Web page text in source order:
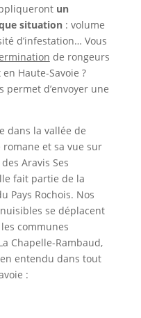
un
situation: volume
d’infestation… Vous
de rongeurs
Haute-Savoie ?
d’envoyer une
dans la vallée de
et sa vue sur
Aravis Ses
fait partie de la
Pays Rochois. Nos
se déplacent
communes
Chapelle-Rambaud,
entendu dans tout
: